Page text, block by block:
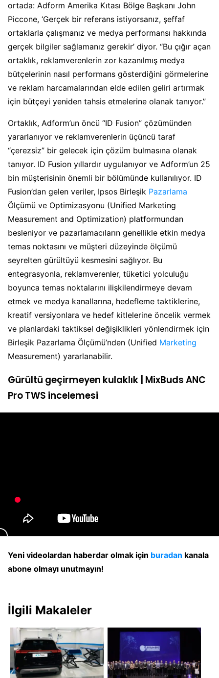
ortada: Adform Amerika Kıtası Bölge Başkanı John
Piccone, ‘Gerçek bir referans istiyorsanız, şeffaf
ortaklarla çalışmanız ve medya performansı hakkında
gerçek bilgiler sağlamanız gerekir’ diyor. “Bu çığır açan
ortaklık, reklamverenlerin zor kazanılmış medya
bütçelerinin nasıl performans gösterdiğini görmelerine
ve reklam harcamalarından elde edilen geliri artırmak
için bütçeyi yeniden tahsis etmelerine olanak tanıyor.”
Ortaklık, Adform’un öncü “ID Fusion” çözümünden
yararlanıyor ve reklamverenlerin üçüncü taraf
“çerezsiz” bir gelecek için çözüm bulmasına olanak
tanıyor. ID Fusion yıllardır uygulanıyor ve Adform’un 25
bin müşterisinin önemli bir bölümünde kullanılıyor. ID
Fusion’dan gelen veriler, Ipsos Birleşik Pazarlama
Ölçümü ve Optimizasyonu (Unified Marketing
Measurement and Optimization) platformundan
besleniyor ve pazarlamacıların genellikle etkin medya
temas noktasını ve müşteri düzeyinde ölçümü
seyrelten gürültüyü kesmesini sağlıyor. Bu
entegrasyonla, reklamverenler, tüketici yolculuğu
boyunca temas noktalarını ilişkilendirmeye devam
etmek ve medya kanallarına, hedefleme taktiklerine,
kreatif versiyonlara ve hedef kitlelerine öncelik vermek
ve planlardaki taktiksel değişiklikleri yönlendirmek için
Birleşik Pazarlama Ölçümü’nden (Unified Marketing
Measurement) yararlanabilir.
Gürültü geçirmeyen kulaklık | MixBuds ANC
Pro TWS incelemesi
Yeni videolardan haberdar olmak için buradan kanala
abone olmayı unutmayın!
İlgili Makaleler